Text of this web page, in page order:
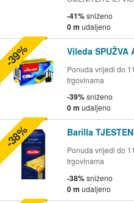
-41%sniženo
0 m udaljeno
Vileda
Ponuda vrijedi do
trgovinama
-39%sniženo
0 m udaljeno
-39%
Barilla
Ponuda vrijedi do
trgovinama
-38%sniženo
0 m udaljeno
-38%